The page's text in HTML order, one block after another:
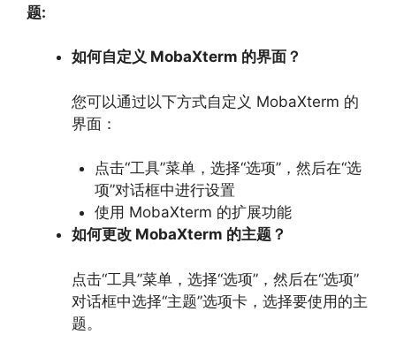
题:
如何自定义 MobaXterm 的界面？
您可以通过以下方式自定义 MobaXterm 的
界面：
点击“工具”菜单， 选择“选项”， 然后在“选
项”对话框中进行设置
使用 MobaXterm 的扩展功能
如何更改 MobaXterm 的主题？
点击“工具”菜单， 选择“选项”， 然后在“选项”
对话框中选择“主题”选项卡， 选择要使用的主
题。